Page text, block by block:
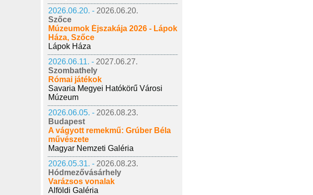
2026.06.20. - 2026.06.20.
Szőce
Múzeumok Éjszakája 2026 - Lápok
Háza, Szőce
Lápok Háza
2026.06.11. - 2027.06.27.
Szombathely
Római játékok
Savaria Megyei Hatókörű Városi
Múzeum
2026.06.05. - 2026.08.23.
Budapest
A vágyott remekmű: Grúber Béla
művészete
Magyar Nemzeti Galéria
2026.05.31. - 2026.08.23.
Hódmezővásárhely
Varázsos vonalak
Alföldi Galéria